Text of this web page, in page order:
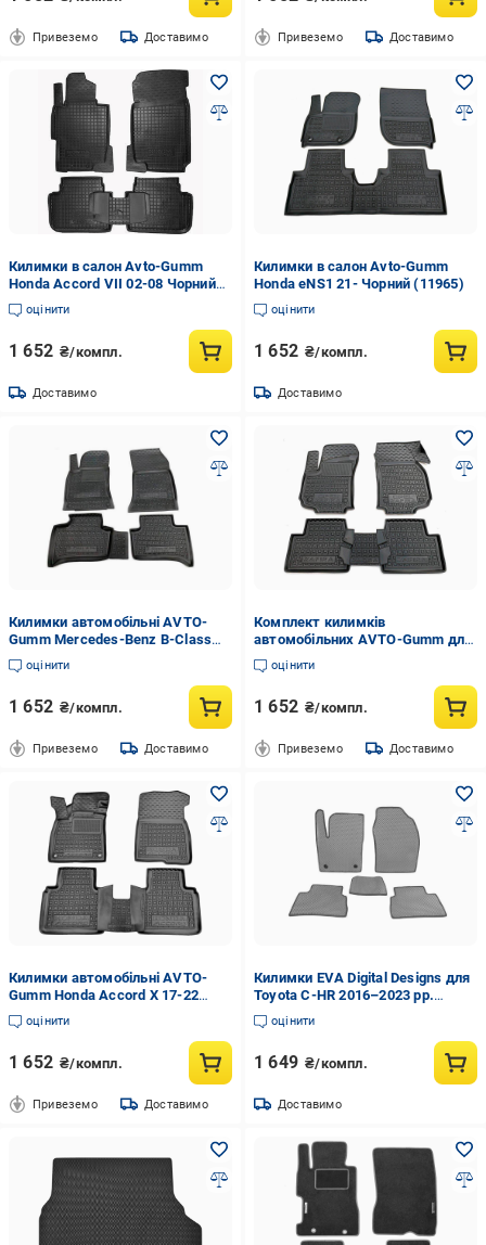
Привеземо Доставимо Привеземо Доставимо
Килимки в салон Avto-Gumm
Honda Accord VII 02-08 Чорний
(11151)
оцінити
1 652 ₴/компл.
Доставимо
Килимки в салон Avto-Gumm
Honda eNS1 21- Чорний (11965)
оцінити
1 652 ₴/компл.
Доставимо
Килимки автомобільні AVTO-
Gumm Mercedes-Benz B-Class
W246 11-18 electro євро збірка
Чорний (11725)
оцінити
1 652 ₴/компл.
Привеземо Доставимо
Комплект килимків
автомобільних AVTO-Gumm для
Opel Zafira B 05-11 5 місць
Чорний (11753)
оцінити
1 652 ₴/компл.
Привеземо Доставимо
Килимки автомобільні AVTO-
Gumm Honda Accord X 17-22
Чорний (12055)
оцінити
1 652 ₴/компл.
Привеземо Доставимо
Килимки EVA Digital Designs для
Toyota C-HR 2016–2023 рр.
етилвінілацетат Сірий
оцінити
1 649 ₴/компл.
Доставимо